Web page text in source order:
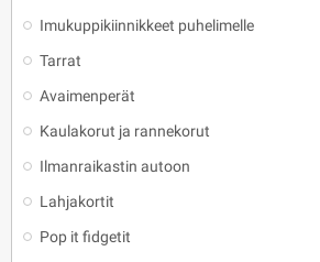
Imukuppikiinnikkeet puhelimelle
Tarrat
Avaimenperät
Kaulakorut ja rannekorut
Ilmanraikastin autoon
Lahjakortit
Pop it fidgetit